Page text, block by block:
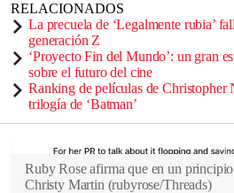
RELACIONADOS
La precuela de ‘Legalmente rubia’
generación Z
‘Proyecto Fin del Mundo’: un gran
sobre el futuro del cine
Ranking de películas de Christopher
trilogía de ‘Batman’
Ruby Rose afirma que en un
Christy Martin (rubyrose/Threads)